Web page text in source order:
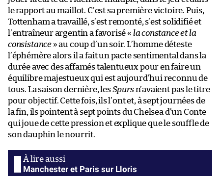
le rapport au maillot. C’est sa première victoire. Puis,
Tottenham a travaillé, s’est remonté, s’est solidifié et
l’entraîneur argentin a favorisé « la constance et la
consistance » au coup d’un soir. L’homme déteste
l’éphémère alors il a fait un pacte sentimental dans la
durée avec des affamés talentueux pour en faire un
équilibre majestueux qui est aujourd’hui reconnu de
tous. La saison dernière, lesSpursn’avaient pas le titre
pour objectif. Cette fois, ils l’ont et, à sept journées de
la fin, ils pointent à sept points du Chelsea d’un Conte
qui joue de cette pression et explique que le souffle de
son dauphin le nourrit.
Manchester et Paris sur Lloris